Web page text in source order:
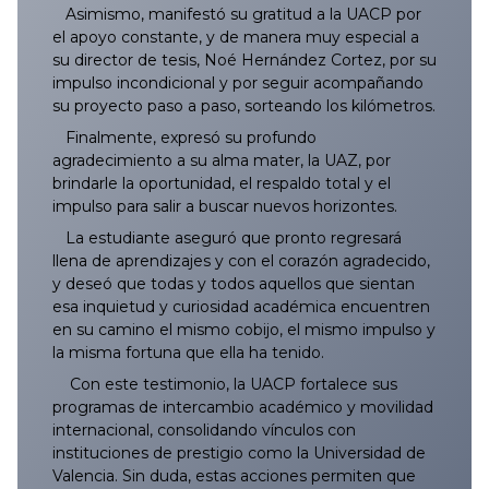
045/2025
046/2025
047/2025
048/2025
049/2025
050/2025
051/2025
052/2025
053/2025
144/2025
145/2025
146/2025
147/2025
148/2025
149/2025
150/2025
151/2025
152/2025
243/2025
244/2025
245/2025
246/2025
247/2025
248/2025
249/2025
250/2025
251/2025
342/2025
343/2025
344/2025
345/2025
346/2025
347/2025
348/2025
349/2025
350/2025
441/2025
442/2025
443/2025
444/2025
445/2025
446/2025
447/2025
448/2025
449/2025
539/2025
540/2025
541/2025
542/2025
543/2025
545/2025
544/2025
546/2025
547/2025
639/2025
640/2025
641/2025
642/2025
643/2025
644/2025
645/2025
646/2025
647/2025
738/2025
739/2025
740/2025
741/2025
742/2025
743/2025
744/2025
745/2025
746/2025
837/2025
838/2025
839/2025
840/2025
841/2025
842/2025
843/2025
844/2025
845/2025
044/2026
045/2026
046/2026
047/2026
048/2026
049/2026
050/2026
051/2026
052/2026
143/2026
144/2026
145/2026
146/2026
147/2026
148/2026
149/2026
150/2026
151/2026
242/2026
243/2026
244/2026
245/2026
246/2026
247/2026
248/2026
249/2026
250/2026
341/2026
342/2026
343/2026
344/2026
345/2026
346/2026
347/2026
348/2026
349/2026
440/2026
441/2026
442/2026
443/2026
444/2026
445/2026
446/2026
447/2026
448/2026
540/2026
541/2026
542/2026
543/2026
544/2026
545/2026
546/2026
547/2026
548/2026
638/2026
639/2026
640/2026
641/2026
642/2026
643/2026
644/2026
645/2026
646/2026
Asimismo, manifestó su gratitud a la UACP por
el apoyo constante, y de manera muy especial a
su director de tesis, Noé Hernández Cortez, por su
impulso incondicional y por seguir acompañando
su proyecto paso a paso, sorteando los kilómetros.
Finalmente, expresó su profundo
agradecimiento a su alma mater, la UAZ, por
brindarle la oportunidad, el respaldo total y el
impulso para salir a buscar nuevos horizontes.
La estudiante aseguró que pronto regresará
llena de aprendizajes y con el corazón agradecido,
y deseó que todas y todos aquellos que sientan
esa inquietud y curiosidad académica encuentren
en su camino el mismo cobijo, el mismo impulso y
la misma fortuna que ella ha tenido.
Con este testimonio, la UACP fortalece sus
programas de intercambio académico y movilidad
internacional, consolidando vínculos con
instituciones de prestigio como la Universidad de
Valencia. Sin duda, estas acciones permiten que